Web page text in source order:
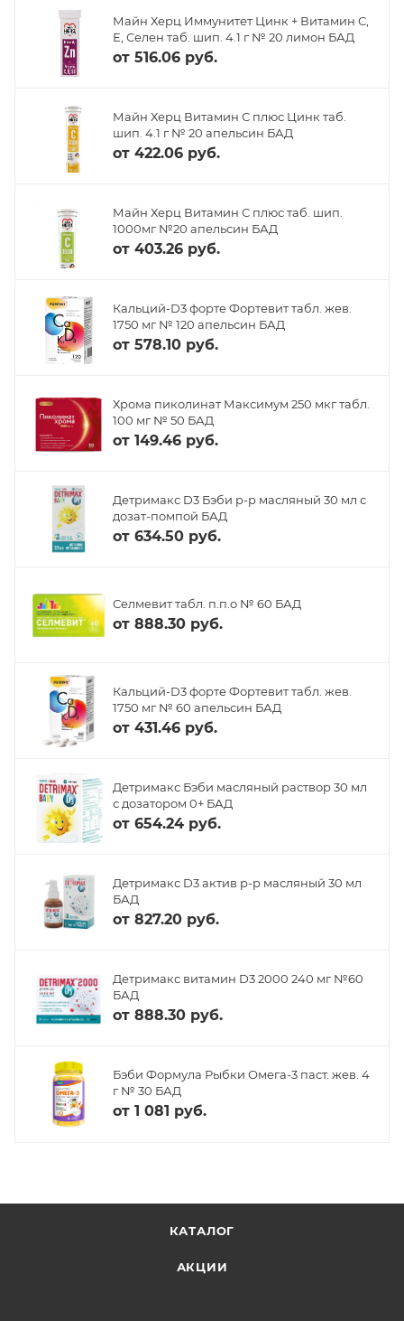
Майн Херц Иммунитет Цинк + Витамин С,
Е, Селен таб. шип. 4.1 г № 20 лимон БАД
от 516.06 руб.
Майн Херц Витамин С плюс Цинк таб.
шип. 4.1 г № 20 апельсин БАД
от 422.06 руб.
Майн Херц Витамин С плюс таб. шип.
1000мг №20 апельсин БАД
от 403.26 руб.
Кальций-D3 форте Фортевит табл. жев.
1750 мг № 120 апельсин БАД
от 578.10 руб.
Хрома пиколинат Максимум 250 мкг табл.
100 мг № 50 БАД
от 149.46 руб.
Детримакс D3 Бэби р-р масляный 30 мл с
дозат-помпой БАД
от 634.50 руб.
Селмевит табл. п.п.о № 60 БАД
от 888.30 руб.
Кальций-D3 форте Фортевит табл. жев.
1750 мг № 60 апельсин БАД
от 431.46 руб.
Детримакс Бэби масляный раствор 30 мл
с дозатором 0+ БАД
от 654.24 руб.
Детримакс D3 актив р-р масляный 30 мл
БАД
от 827.20 руб.
Детримакс витамин D3 2000 240 мг №60
БАД
от 888.30 руб.
Бэби Формула Рыбки Омега-3 паст. жев. 4
г № 30 БАД
от 1 081 руб.
КАТАЛОГ
АКЦИИ